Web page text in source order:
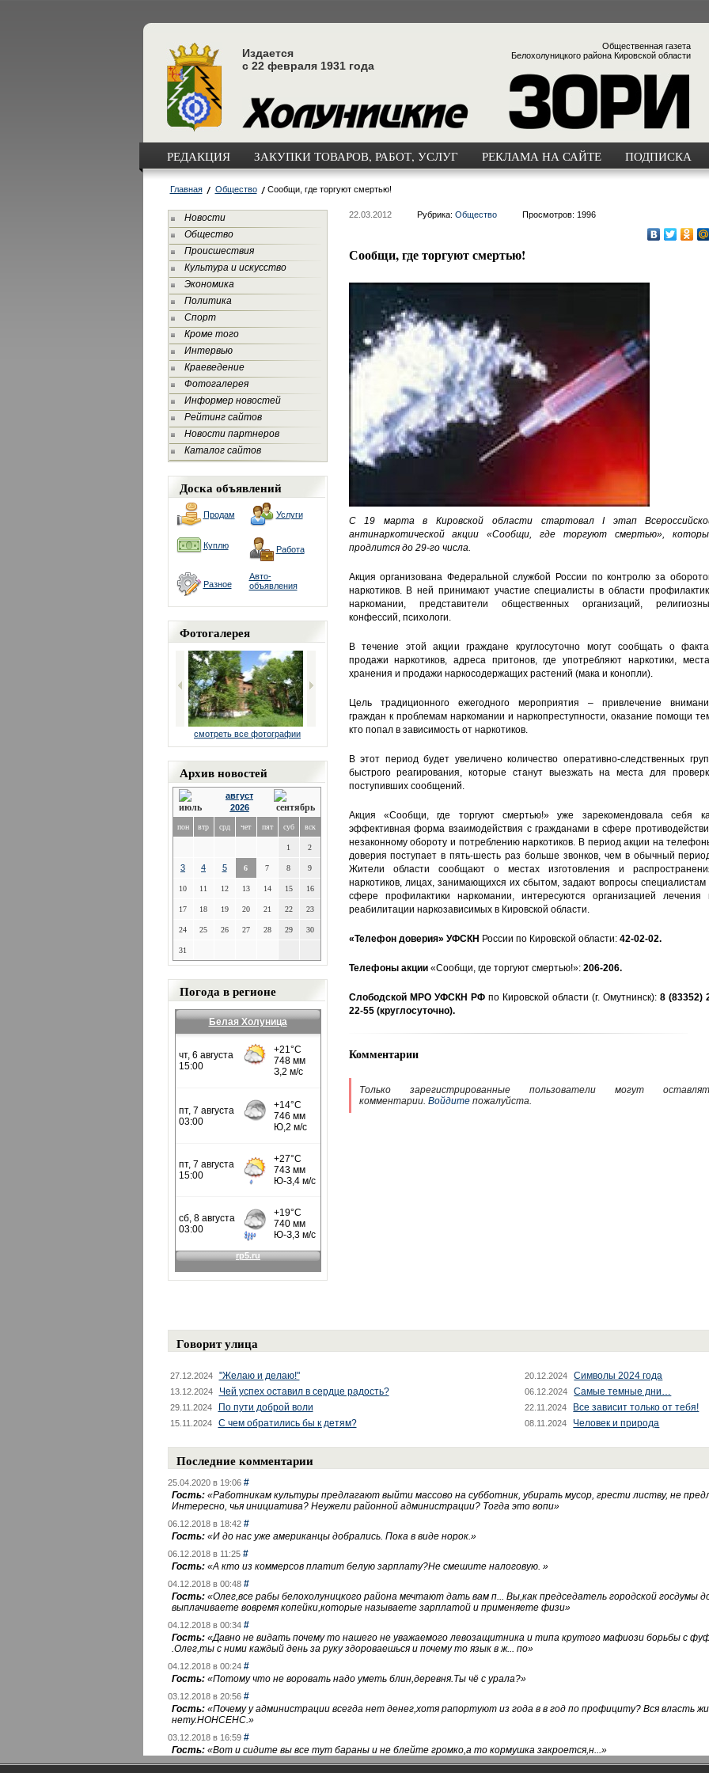
Издается
с 22 февраля 1931 года
Общественная газета
Белохолуницкого района Кировской области
РЕДАКЦИЯ ЗАКУПКИ ТОВАРОВ, РАБОТ, УСЛУГ РЕКЛАМА НА САЙТЕ ПОДПИСКА
Главная Общество Сообщи, где торгуют смертью!
Новости
Общество
Происшествия
Культура и искусство
Экономика
Политика
Спорт
Кроме того
Интервью
Краеведение
Фотогалерея
Информер новостей
Рейтинг сайтов
Новости партнеров
Каталог сайтов
Доска объявлений
Продам Услуги
Куплю Работа
Разное
Авто-
объявления
Фотогалерея
смотреть все фотографии
Архив новостей
август
2026
пон втр срд чет пят суб вск
1 2
3 4 5 6 7 8 9
10 11 12 13 14 15 16
17 18 19 20 21 22 23
24 25 26 27 28 29 30
31
Погода в регионе
Белая Холуница
22.03.2012 Рубрика: Общество Просмотров: 1996
Сообщи, где торгуют смертью!
С 19 марта в Кировской области стартовал I этап
антинаркотической акции «Сообщи, где торгуют смертью»,
продлится до 29-го числа.
Акция организована Федеральной службой России по контролю за
наркотиков. В ней принимают участие специалисты в области
наркомании, представители общественных организаций,
конфессий, психологи.
В течение этой акции граждане круглосуточно могут сообщать о
продажи наркотиков, адреса притонов, где употребляют наркотики,
хранения и продажи наркосодержащих растений (мака и конопли).
Цель традиционного ежегодного мероприятия – привлечение
граждан к проблемам наркомании и наркопреступности, оказание помощи
кто попал в зависимость от наркотиков.
В этот период будет увеличено количество оперативно-следственных
быстрого реагирования, которые станут выезжать на места для
поступивших сообщений.
Акция «Сообщи, где торгуют смертью!» уже зарекомендовала себя
эффективная форма взаимодействия с гражданами в сфере
незаконному обороту и потреблению наркотиков. В период акции на
доверия поступает в пять-шесть раз больше звонков, чем в обычный
Жители области сообщают о местах изготовления и
наркотиков, лицах, занимающихся их сбытом, задают вопросы специалистам
сфере профилактики наркомании, интересуются организацией лечения
реабилитации наркозависимых в Кировской области.
«Телефон доверия» УФСКН России по Кировской области: 42-02-02.
Телефоны акции «Сообщи, где торгуют смертью!»: 206-206.
Слободской МРО УФСКН РФпо Кировской области (г. Омутнинск):8 (83352)
22-55 (круглосуточно).
Комментарии
Только зарегистрированные пользователи могут
комментарии. Войдитепожалуйста.
Говорит улица
27.12.2024 "Желаю и делаю!" 20.12.2024 Символы 2024 года
13.12.2024 Чей успех оставил в сердце радость? 06.12.2024 Самые темные дни…
29.11.2024 По пути доброй воли 22.11.2024 Все зависит только от тебя!
15.11.2024 С чем обратились бы к детям? 08.11.2024 Человек и природа
Последние комментарии
25.04.2020 в 19:06 #
Гость: «Работникам культуры предлагают выйти массово на субботник, убирать мусор, грести листву, не
Интересно, чья инициатива? Неужели районной администрации? Тогда это вопи»
06.12.2018 в 18:42 #
Гость: «И до нас уже американцы добрались. Пока в виде норок.»
06.12.2018 в 11:25 #
Гость: «А кто из коммерсов платит белую зарплату?Не смешите налоговую. »
04.12.2018 в 00:48 #
Гость: «Олег,все рабы белохолуницкого района мечтают дать вам п... Вы,как председатель городской госдумы
выплачиваете вовремя копейки,которые называете зарплатой и применяете физи»
04.12.2018 в 00:34 #
Гость: «Давно не видать почему то нашего не уважаемого левозащитника и типа крутого мафиози борьбы с
.Олег,ты с ними каждый день за руку здороваешься и почему то язык в ж... по»
04.12.2018 в 00:24 #
Гость: «Потому что не воровать надо уметь блин,деревня.Ты чё с урала?»
03.12.2018 в 20:56 #
Гость: «Почему у администрации всегда нет денег,хотя рапортуют из года в в год по профициту? Вся власть
нету.НОНСЕНС.»
03.12.2018 в 16:59 #
Гость: «Вот и сидите вы все тут бараны и не блейте громко,а то кормушка закроется,н...»